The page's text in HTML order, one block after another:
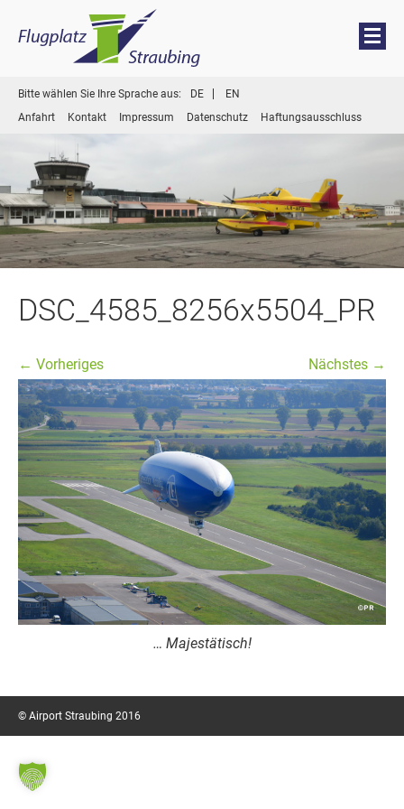
Menü
Inhalt
springen
Bitte wählen Sie Ihre Sprache aus: DE
EN
Anfahrt
Kontakt Impressum Datenschutz Haftungsausschluss
DSC_4585_8256x5504_PR
← Vorheriges Nächstes →
… Majestätisch!
© Airport Straubing 2016